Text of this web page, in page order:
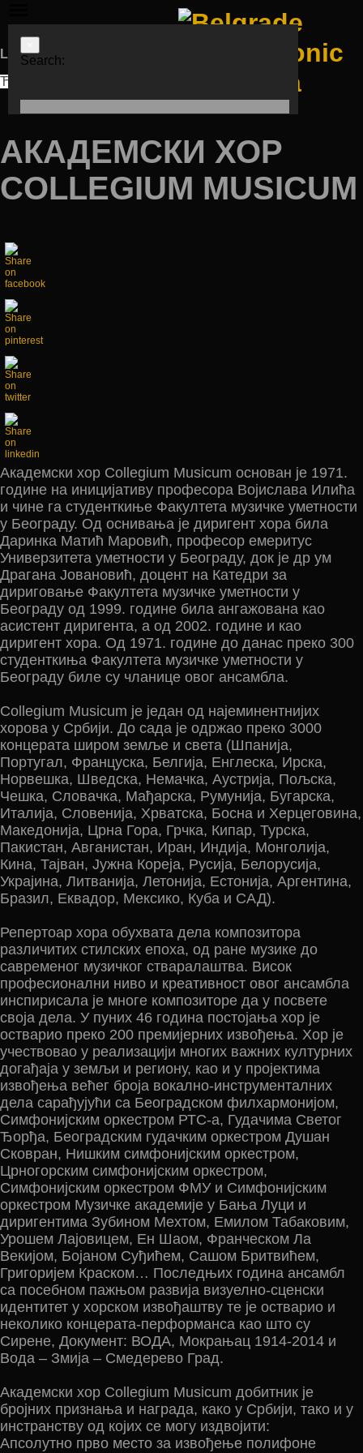
Search:
Languages
ЋИР
АКАДЕМСКИ ХОР
COLLEGIUM MUSICUM
Академски хор Collegium Musicum основан је 1971.
године на иницијативу професора Војислава Илића
и чине га студенткиње Факултета музичке уметности
у Београду. Од оснивања је диригент хора била
Даринка Матић Маровић, професор емеритус
Универзитета уметности у Београду, док је др ум
Драгана Јовановић, доцент на Катедри за
дириговање Факултета музичке уметности у
Београду од 1999. године била ангажована као
асистент диригента, а од 2002. године и као
диригент хора. Од 1971. године до данас преко 300
студенткиња Факултета музичке уметности у
Београду биле су чланице овог ансамбла.
Collegium Musicum је један од најеминентнијих
хорова у Србији. До сада је одржао преко 3000
концерата широм земље и света (Шпанија,
Португал, Француска, Белгија, Енглеска, Ирска,
Норвешка, Шведска, Немачка, Аустрија, Пољска,
Чешка, Словачка, Мађарска, Румунија, Бугарска,
Италија, Словенија, Хрватска, Босна и Херцеговина,
Македонија, Црна Гора, Грчка, Кипар, Турска,
Пакистан, Авганистан, Иран, Индија, Монголија,
Кина, Тајван, Јужна Кореја, Русија, Белорусија,
Украјина, Литванија, Летонија, Естонија, Аргентина,
Бразил, Еквадор, Мексико, Куба и САД).
Репертоар хора обухвата дела композитора
различитих стилских епоха, од ране музике до
савременог музичког стваралаштва. Висок
професионални ниво и креативност овог ансамбла
инспирисала је многе композиторе да у посвете
своја дела. У пуних 46 година постојања хор је
остварио преко 200 премијерних извођења. Хор је
учествовао у реализацији многих важних културних
догађаја у земљи и региону, као и у пројектима
извођења већег броја вокално-инструменталних
дела сарађујући са Београдском филхармонијом,
Симфонијским оркестром РТС-а, Гудачима Светог
Ђорђа, Београдским гудачким оркестром Душан
Сковран, Нишким симфонијским оркестром,
Црногорским симфонијским оркестром,
Симфонијским оркестром ФМУ и Симфонијским
оркестром Музичке академије у Бања Луци и
диригентима Зубином Мехтом, Емилом Табаковим,
Урошем Лајовицем, Ен Шаом, Франческом Ла
Векијом, Бојаном Суђићем, Сашом Бритвићем,
Григоријем Краском… Последњих година ансамбл
са посебном пажњом развија визуелно-сценски
идентитет у хорском извођаштву те је остварио и
неколико концерата-перформанса као што су
Сирене, Документ: ВОДА, Мокрањац 1914-2014 и
Вода – Змија – Смедерево Град.
Академски хор Collegium Musicum добитник је
бројних признања и награда, како у Србији, тако и у
инстранству од којих се могу издвојити:
Апсолутно прво место за извођење полифоне